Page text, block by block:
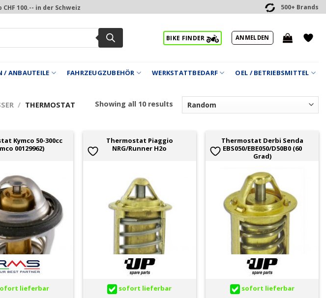
100.-- in der Schweiz 500+ Brands
BIKE FINDER ANMELDEN
/ ANBAUTEILE FAHRZEUGZUBEHÖR WERKSTATTBEDARF OEL / BETRIEBSMITTEL
/ THERMOSTAT Showing all 10 results
Kymco 50-300cc
00129962)
lieferbar
Thermostat Piaggio
NRG/Runner H2o
sofort lieferbar
Thermostat Derbi Senda
EBS050/EBE050/D50B0 (60
Grad)
sofort lieferbar